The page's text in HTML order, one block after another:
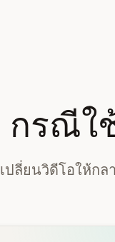
กรณีใ
เปลี่ยนวิดีโอให้ก